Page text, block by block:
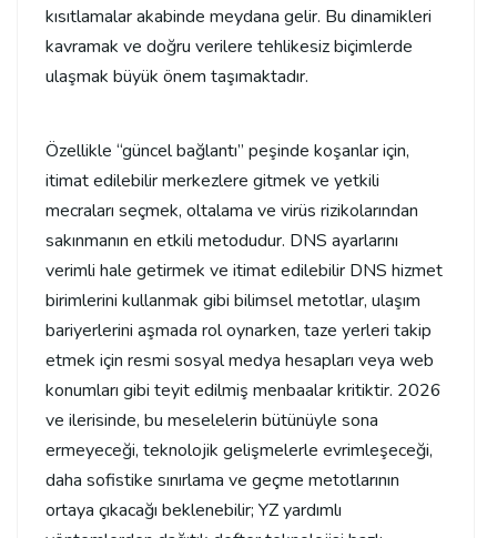
kısıtlamalar akabinde meydana gelir. Bu dinamikleri
kavramak ve doğru verilere tehlikesiz biçimlerde
ulaşmak büyük önem taşımaktadır.
Özellikle “güncel bağlantı” peşinde koşanlar için,
itimat edilebilir merkezlere gitmek ve yetkili
mecraları seçmek, oltalama ve virüs rizikolarından
sakınmanın en etkili metodudur. DNS ayarlarını
verimli hale getirmek ve itimat edilebilir DNS hizmet
birimlerini kullanmak gibi bilimsel metotlar, ulaşım
bariyerlerini aşmada rol oynarken, taze yerleri takip
etmek için resmi sosyal medya hesapları veya web
konumları gibi teyit edilmiş menbaalar kritiktir. 2026
ve ilerisinde, bu meselelerin bütünüyle sona
ermeyeceği, teknolojik gelişmelerle evrimleşeceği,
daha sofistike sınırlama ve geçme metotlarının
ortaya çıkacağı beklenebilir; YZ yardımlı